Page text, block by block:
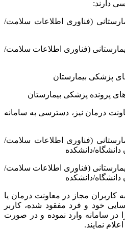
دارند:
(فناوری اطلاعات سلامت/
(فناوری اطلاعات سلامت/
پزشکی بیمارستان
پرونده پزشکی بیمارستان
درمان نیز، دسترسی به سامانه
(فناوری اطلاعات سلامت/
دانشکده
(فناوری اطلاعات سلامت/
دانشکده
کاربران مجاز در معاونت درمان یا
خود و فرد مفقود شده، کاربر
در سامانه وارد نموده و در صورت
نمایند.